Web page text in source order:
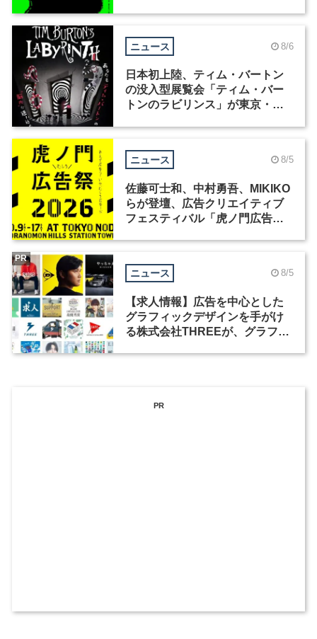
ニュース 8/6
日本初上陸、ティム・バートン
の没入型展覧会「ティム・バー
トンのラビリンス」が東京・豊
ニュース 8/5
佐藤可士和、中村勇吾、MIKIKO
らが登壇、広告クリエイティブ
フェスティバル「虎ノ門広告
ニュース 8/5
【求人情報】広告を中心とした
グラフィックデザインを手がけ
る株式会社THREEが、グラフィ
PR
PR